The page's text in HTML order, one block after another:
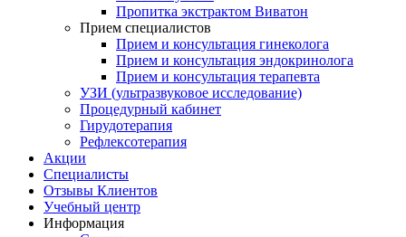
Пропитка экстрактом Виватон
Прием специалистов
Прием и консультация гинеколога
Прием и консультация эндокринолога
Прием и консультация терапевта
УЗИ (ультразвуковое исследование)
Процедурный кабинет
Гирудотерапия
Рефлексотерапия
Акции
Специалисты
Отзывы Клиентов
Учебный центр
Информация